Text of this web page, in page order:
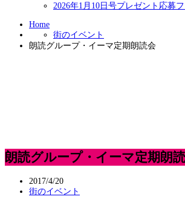
2026年1月10日号プレゼント応募
Home
街のイベント
朗読グループ・イーマ定期朗読会
朗読グループ・イーマ定期朗
2017/4/20
街のイベント